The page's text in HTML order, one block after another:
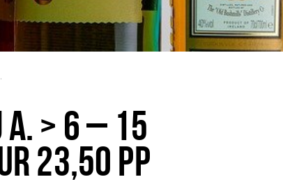
pp
A. > 6 – 15
23,50 PP